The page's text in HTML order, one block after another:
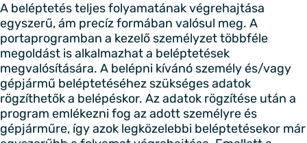
A beléptetés teljes folyamatának végrehajtása
egyszerű, ám precíz formában valósul meg. A
portaprogramban a kezelő személyzet többféle
megoldást is alkalmazhat a beléptetések
megvalósítására. A belépni kívánó személy és/vagy
gépjármű beléptetéséhez szükséges adatok
rögzíthetők a belépéskor. Az adatok rögzítése után a
program emlékezni fog az adott személyre és
gépjárműre, így azok legközelebbi beléptetésekor már